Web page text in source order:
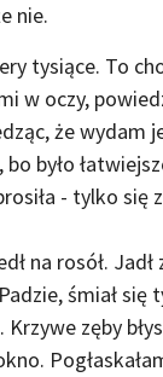
nie.
tysiące. To
w oczy,
że wydam
było
- tylko się
na rosół.
śmiał się
zęby